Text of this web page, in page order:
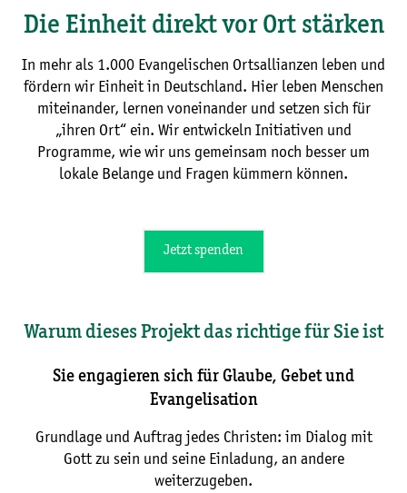
Die Einheit direkt vor Ort stärken
In mehr als 1.000 Evangelischen Ortsallianzen leben und
fördern wir Einheit in Deutschland. Hier leben Menschen
miteinander, lernen voneinander und setzen sich für
„ihren Ort“ ein. Wir entwickeln Initiativen und
Programme, wie wir uns gemeinsam noch besser um
lokale Belange und Fragen kümmern können.
Jetzt spenden
Warum dieses Projekt das richtige für Sie ist
Sie engagieren sich für Glaube, Gebet und
Evangelisation
Grundlage und Auftrag jedes Christen: im Dialog mit
Gott zu sein und seine Einladung, an andere
weiterzugeben.